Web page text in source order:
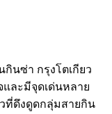
กินซ่า กรุงโตเกียว
ละมีจุดเด่นหลาย
ที่ดึงดูดกลุ่มสายกิน